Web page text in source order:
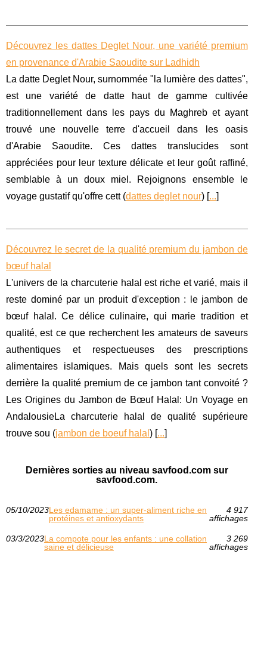
Découvrez les dattes Deglet Nour, une variété premium
en provenance d'Arabie Saoudite sur Ladhidh
La datte Deglet Nour, surnommée "la lumière des dattes",
est une variété de datte haut de gamme cultivée
traditionnellement dans les pays du Maghreb et ayant
trouvé une nouvelle terre d'accueil dans les oasis
d'Arabie Saoudite. Ces dattes translucides sont
appréciées pour leur texture délicate et leur goût raffiné,
semblable à un doux miel. Rejoignons ensemble le
voyage gustatif qu'offre cett (dattes deglet nour) [...]
Découvrez le secret de la qualité premium du jambon de
bœuf halal
L'univers de la charcuterie halal est riche et varié, mais il
reste dominé par un produit d'exception : le jambon de
bœuf halal. Ce délice culinaire, qui marie tradition et
qualité, est ce que recherchent les amateurs de saveurs
authentiques et respectueuses des prescriptions
alimentaires islamiques. Mais quels sont les secrets
derrière la qualité premium de ce jambon tant convoité ?
Les Origines du Jambon de Bœuf Halal: Un Voyage en
AndalousieLa charcuterie halal de qualité supérieure
trouve sou (jambon de boeuf halal ) [...]
Dernières sorties au niveau savfood.com sur
savfood.com.
05/10/2023Les edamame : un super-aliment riche en
protéines et antioxydants
4 917
affichages
03/3/2023La compote pour les enfants : une collation
saine et délicieuse
3 269
affichages